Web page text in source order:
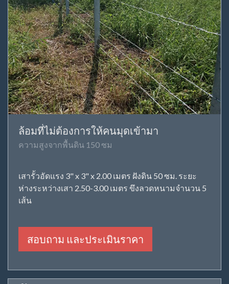
ล้อมที่ไม่ต้องการให้คนมุดเข้ามา
ความสูงจากพื้นดิน 150 ซม
เสารั้วอัดแรง 3" x 3" x 2.00 เมตร ฝังดิน 50 ซม. ระยะ
ห่างระหว่างเสา 2.50-3.00 เมตร ขึงลวดหนามจำนวน 5
เส้น
สอบถาม และประเมินราคา